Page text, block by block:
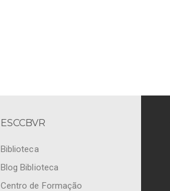
ESCCBVR
Biblioteca
Blog Biblioteca
Centro de Formação